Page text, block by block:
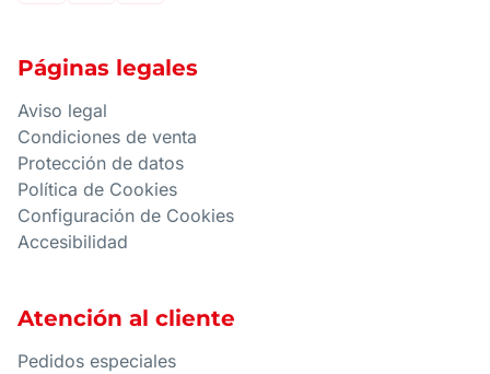
Páginas legales
Aviso legal
Condiciones de venta
Protección de datos
Política de Cookies
Configuración de Cookies
Accesibilidad
Atención al cliente
Pedidos especiales